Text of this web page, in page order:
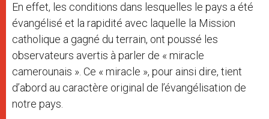
En effet, les conditions dans lesquelles le pays a été
évangélisé et la rapidité avec laquelle la Mission
catholique a gagné du terrain, ont poussé les
observateurs avertis à parler de « miracle
camerounais ». Ce « miracle », pour ainsi dire, tient
d’abord au caractère original de l’évangélisation de
notre pays.